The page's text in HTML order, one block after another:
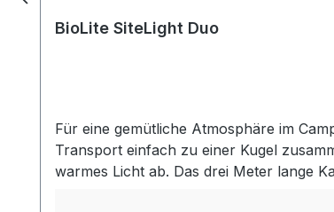
BioLite SiteLight Duo
Für eine gemütliche Atmosphäre im
Transport einfach zu einer Kugel
warmes Licht ab. Das drei Meter lange